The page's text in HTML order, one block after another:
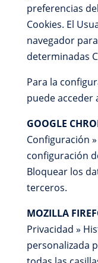
preferencias
Cookies. El
navegador
determinadas
Para la
puede acceder
GOOGLE
Configuración
configuración
Bloquear los
terceros.
MOZILLA
Privacidad »
personalizada